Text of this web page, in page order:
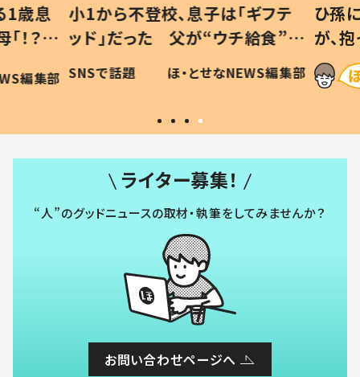
歳息
？」
編集部
小1から不登校、息子は「ギフテ
ッド」だった 父が“ウチ給食”を
作り続ける理由とは #令和の親
#令和の子
SNSで話題 ほ・とせなNEWS編集部
ひ孫
が、
「涙
い」
ライター募集！
“人”のグッドニュースの取材・執筆をしてみませんか？
お問い合わせページへ